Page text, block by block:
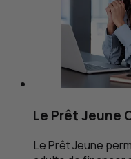
Le Prêt Jeune
Le Prêt Jeune